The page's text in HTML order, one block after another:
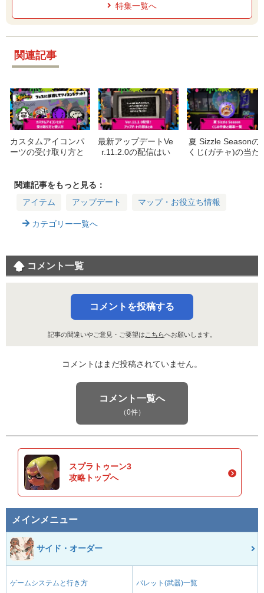
特集一覧へ
関連記事
カスタムアイコンパ
ーツの受け取り方と
最新アップデートVe
r.11.2.0の配信はい
夏 Sizzle Seasonの
くじ(ガチャ)の当た
関連記事をもっと見る：
アイテム
アップデート マップ・お役立ち情報
カテゴリー一覧へ
コメント一覧
コメントを投稿する
記事の間違いやご意見・ご要望は こちらへお願いします。
コメントはまだ投稿されていません。
コメント一覧へ
（0件）
スプラトゥーン3
攻略トップへ
メインメニュー
サイド・オーダー
ゲームシステムと行き方 パレット(武器)一覧